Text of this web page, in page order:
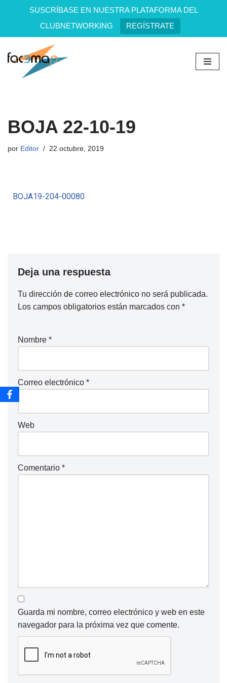
SUSCRÍBASE EN NUESTRA PLATAFORMA DEL
CLUBNETWORKING
REGÍSTRATE
Saltar
BOJA 22-10-19
por Editor 22 octubre, 2019
BOJA19-204-00080
Deja una respuesta
Tu dirección de correo electrónico no será publicada.
Los campos obligatorios están marcados con *
Nombre *
Correo electrónico *
Web
Comentario *
Guarda mi nombre, correo electrónico y web en este
navegador para la próxima vez que comente.